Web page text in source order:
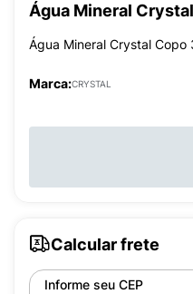
Água Mineral
Água Mineral Crystal Copo
Marca:CRYSTAL
Calcular frete
Informe seu CEP